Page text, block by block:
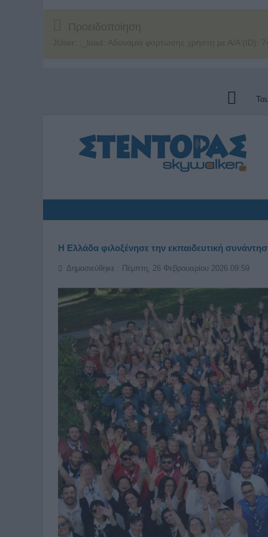
Προειδοποίηση
JUser: :_load: Αδυναμία φόρτωσης χρήστη με Α/Α (ID):
Η Ελλάδα φιλοξένησε την εκπαιδευτική
Δημοσιεύθηκε : Πέμπτη, 26 Φεβρουαρίου 2026 09:59